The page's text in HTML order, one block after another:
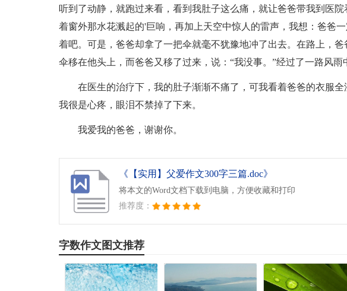
听到了动静，就跑过来看，看到我肚子这么痛，就让爸爸带我到医
着窗外那水花溅起的'巨响，再加上天空中惊人的雷声，我想：爸爸
着吧。可是，爸爸却拿了一把伞就毫不犹豫地冲了出去。在路上，
伞移在他头上，而爸爸又移了过来，说：“我没事。”经过了一路风雨
在医生的治疗下，我的肚子渐渐不痛了，可我看着爸爸的衣服全
我很是心疼，眼泪不禁掉了下来。
我爱我的爸爸，谢谢你。
《【实用】父爱作文300字三篇.doc》
将本文的Word文档下载到电脑，方便收藏和打印
推荐度：
字数作文图文推荐